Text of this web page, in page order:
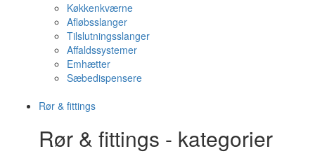
Køkkenkværne
Afløbsslanger
Tilslutningsslanger
Affaldssystemer
Emhætter
Sæbedispensere
Rør & fittings
Rør & fittings - kategorier